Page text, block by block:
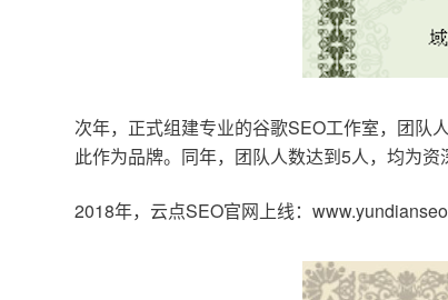
次年，正式组建专业的谷歌SEO工作室，团队
此作为品牌。同年，团队人数达到5人，均为资
2018年，云点SEO官网上线：